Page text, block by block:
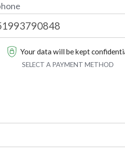
Your data will be kept
SELECT A PAYMENT METHOD